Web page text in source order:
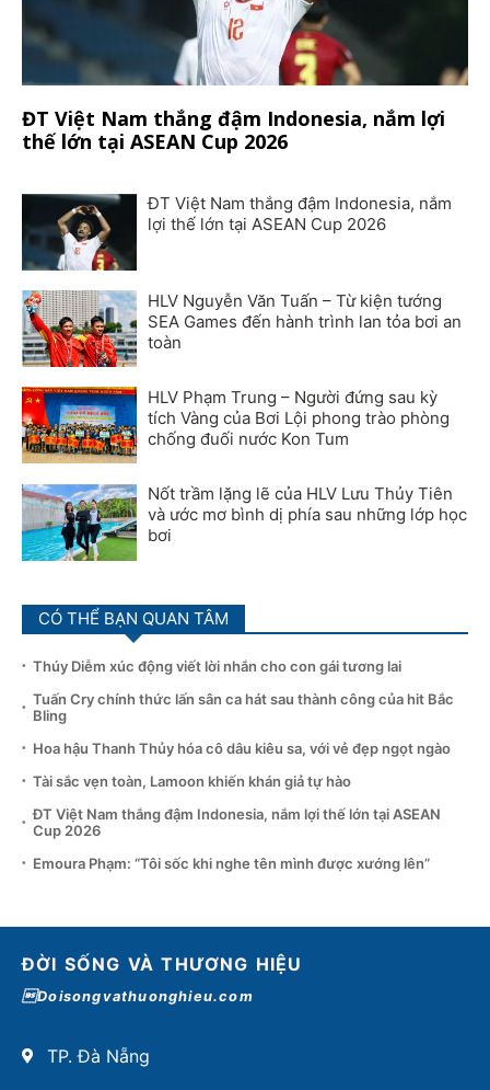
ĐT Việt Nam thắng đậm Indonesia, nắm lợi
thế lớn tại ASEAN Cup 2026
ĐT Việt Nam thắng đậm Indonesia, nắm
lợi thế lớn tại ASEAN Cup 2026
HLV Nguyễn Văn Tuấn – Từ kiện tướng
SEA Games đến hành trình lan tỏa bơi an
toàn
HLV Phạm Trung – Người đứng sau kỳ
tích Vàng của Bơi Lội phong trào phòng
chống đuối nước Kon Tum
Nốt trầm lặng lẽ của HLV Lưu Thủy Tiên
và ước mơ bình dị phía sau những lớp học
bơi
CÓ THỂ BẠN QUAN TÂM
Thúy Diễm xúc động viết lời nhắn cho con gái tương lai
Tuấn Cry chính thức lấn sân ca hát sau thành công của hit Bắc
Bling
Hoa hậu Thanh Thủy hóa cô dâu kiêu sa, với vẻ đẹp ngọt ngào
Tài sắc vẹn toàn, Lamoon khiến khán giả tự hào
ĐT Việt Nam thắng đậm Indonesia, nắm lợi thế lớn tại ASEAN
Cup 2026
Emoura Phạm: “Tôi sốc khi nghe tên mình được xướng lên”
ĐỜI SỐNG VÀ THƯƠNG HIỆU
Doisongvathuonghieu.com
TP. Đà Nẵng